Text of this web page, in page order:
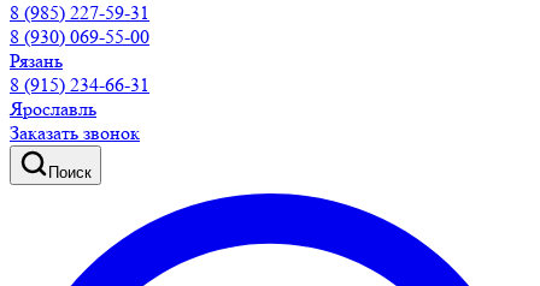
8 (985) 227-59-31
8 (930) 069-55-00
Рязань
8 (915) 234-66-31
Ярославль
Заказать звонок
Поиск